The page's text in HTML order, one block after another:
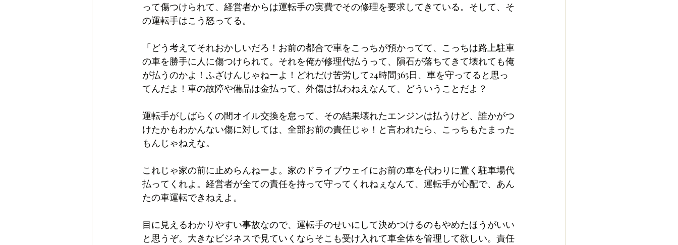
って傷つけられて、経営者からは運転手の実費でその修理を要求してきている。そして、そ
の運転手はこう怒ってる。
「どう考えてそれおかしいだろ！お前の都合で車をこっちが預かってて、こっちは路上駐車
の車を勝手に人に傷つけられて。それを俺が修理代払うって、隕石が落ちてきて壊れても俺
が払うのかよ！ふざけんじゃねーよ！どれだけ苦労して24時間365日、車を守ってると思っ
てんだよ！車の故障や備品は金払って、外傷は払わねえなんて、どういうことだよ？
運転手がしばらくの間オイル交換を怠って、その結果壊れたエンジンは払うけど、誰かがつ
けたかもわかんない傷に対しては、全部お前の責任じゃ！と言われたら、こっちもたまった
もんじゃねえな。
これじゃ家の前に止めらんねーよ。家のドライブウェイにお前の車を代わりに置く駐車場代
払ってくれよ。経営者が全ての責任を持って守ってくれねぇなんて、運転手が心配で、あん
たの車運転できねえよ。
目に見えるわかりやすい事故なので、運転手のせいにして決めつけるのもやめたほうがいい
と思うぞ。大きなビジネスで見ていくならそこも受け入れて車全体を管理して欲しい。責任